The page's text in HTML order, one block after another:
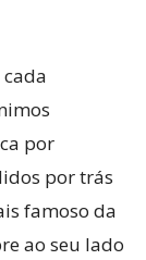
por
por trás
famoso da
ao seu lado